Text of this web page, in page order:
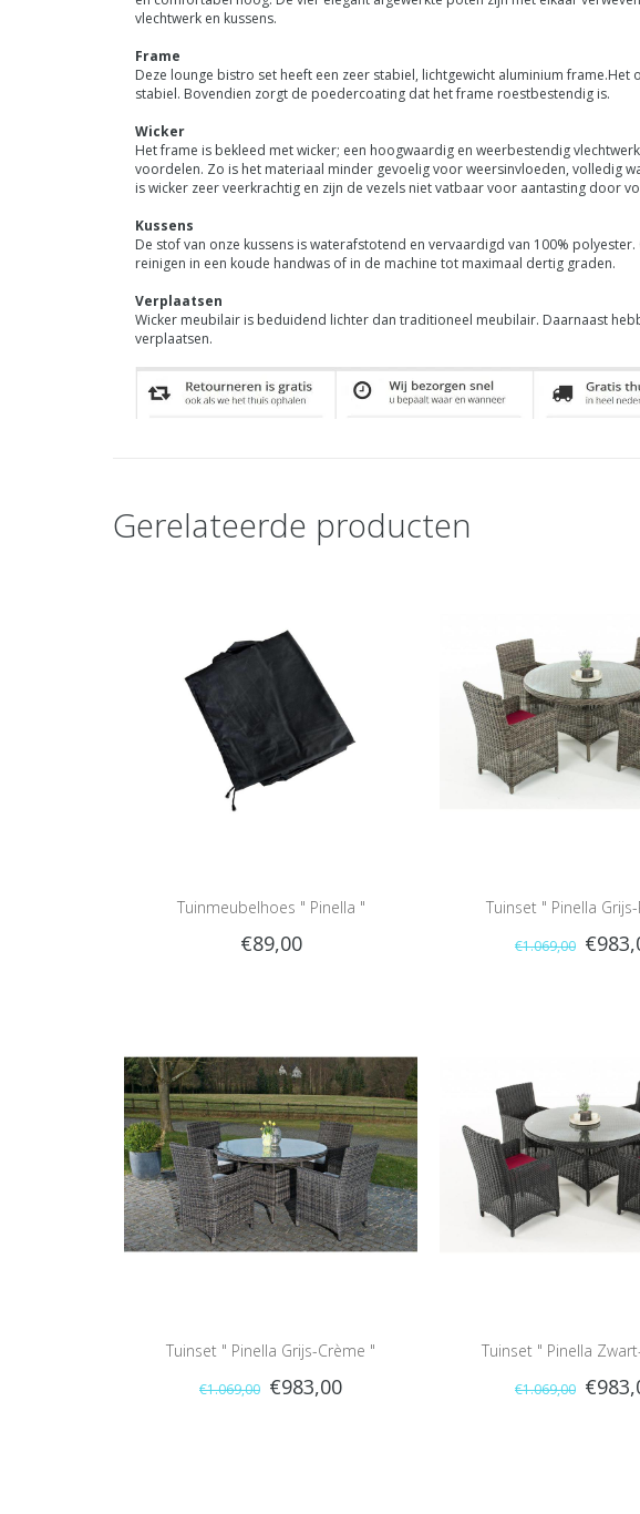
vlechtwerk en kussens.
Frame
Deze lounge bistro set heeft een zeer stabiel, lichtgewicht aluminium
stabiel. Bovendien zorgt de poedercoating dat het frame roestbestendig is.
Wicker
Het frame is bekleed met wicker; een hoogwaardig en weerbestendig
voordelen. Zo is het materiaal minder gevoelig voor weersinvloeden, volledig
is wicker zeer veerkrachtig en zijn de vezels niet vatbaar voor aantasting door
Kussens
De stof van onze kussens is waterafstotend en vervaardigd van 100%
reinigen in een koude handwas of in de machine tot maximaal dertig graden.
Verplaatsen
Wicker meubilair is beduidend lichter dan traditioneel meubilair. Daarnaast
verplaatsen.
Gerelateerde producten
Tuinmeubelhoes " Pinella "
€89,00
Tuinset " Pinella
€1.069,00
Tuinset " Pinella Grijs-Crème "
€1.069,00 €983,00
Tuinset " Pinella
€1.069,00